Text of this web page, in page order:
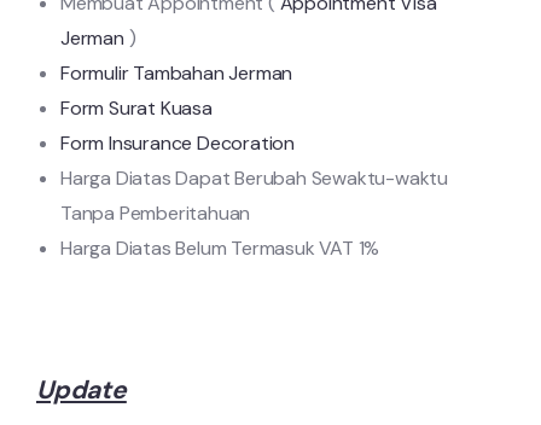
Jerman )
Formulir Tambahan Jerman
Form Surat Kuasa
Form Insurance Decoration
Harga Diatas Dapat Berubah Sewaktu-waktu
Tanpa Pemberitahuan
Harga Diatas Belum Termasuk VAT 1%
Update